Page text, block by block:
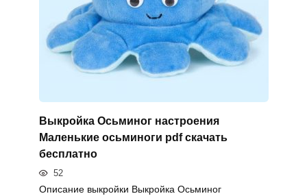
Выкройка Осьминог настроения
Маленькие осьминоги pdf скачать
бесплатно
52
Описание выкройки Выкройка Осьминог